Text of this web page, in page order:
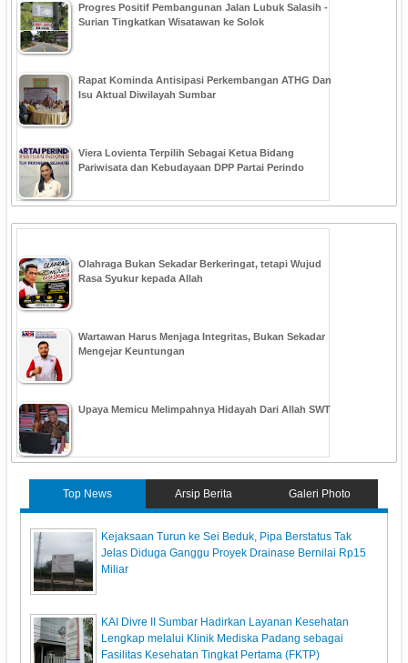
Progres Positif Pembangunan Jalan Lubuk Salasih -
Surian Tingkatkan Wisatawan ke Solok
Rapat Kominda Antisipasi Perkembangan ATHG Dan
Isu Aktual Diwilayah Sumbar
Viera Lovienta Terpilih Sebagai Ketua Bidang
Pariwisata dan Kebudayaan DPP Partai Perindo
Olahraga Bukan Sekadar Berkeringat, tetapi Wujud
Rasa Syukur kepada Allah
Wartawan Harus Menjaga Integritas, Bukan Sekadar
Mengejar Keuntungan
Upaya Memicu Melimpahnya Hidayah Dari Allah SWT
Top News Arsip Berita Galeri Photo
Kejaksaan Turun ke Sei Beduk, Pipa Berstatus Tak
Jelas Diduga Ganggu Proyek Drainase Bernilai Rp15
Miliar
KAI Divre II Sumbar Hadirkan Layanan Kesehatan
Lengkap melalui Klinik Mediska Padang sebagai
Fasilitas Kesehatan Tingkat Pertama (FKTP)